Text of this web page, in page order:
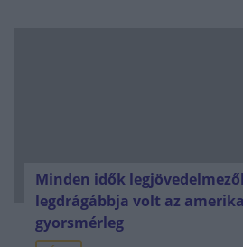
Minden idők
legdrágábbja volt az
gyorsmérleg